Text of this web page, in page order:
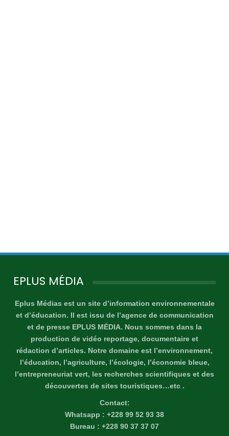
EPLUS MÉDIA
Eplus Médias est un site d’information environnementale
et d’éducation. Il est issu de l’agence de communication
et de presse EPLUS MÉDIA. Nous sommes dans la
production de vidéo reportage, documentaire et
rédaction d’articles. Notre domaine est l’environnement,
l’éducation, l’agriculture, l’écologie, l’économie bleue,
l’entrepreneuriat vert, les recherches scientifiques et des
découvertes de sites touristiques…etc .
Contact:
Whatsapp : +228 99 52 93 38
Bureau : +228 90 37 37 07